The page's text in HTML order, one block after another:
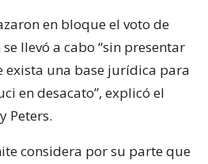
en bloque el voto de
llevó a cabo “sin presentar
exista una base jurídica para
en desacato”, explicó el
Peters.
considera por su parte que